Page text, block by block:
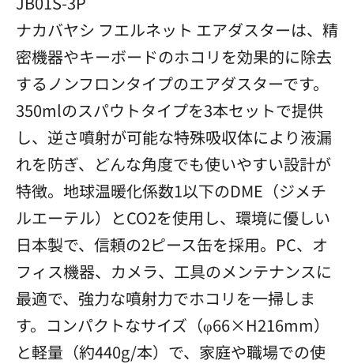
ナカバヤシ フエルネット エアダスターは、精
密機器やキーボードのホコリを効果的に除去
するノンフロンタイプのエアダスターです。
350mlのスパウトタイプを3本セットで提供
し、逆さ噴射が可能な特殊吸収体により液漏
れを防ぎ、どんな角度でも使いやすい設計が
特徴。地球温暖化係数1以下のDME（ジメチ
ルエーテル）とCO2を使用し、環境に優しい
日本製で、信頼の2ピース缶を採用。PC、オ
フィス機器、カメラ、工具のメンテナンスに
最適で、強力な噴射力でホコリを一掃しま
す。コンパクトなサイズ（φ66×H216mm）
と軽量（約440g/本）で、家庭や職場での使